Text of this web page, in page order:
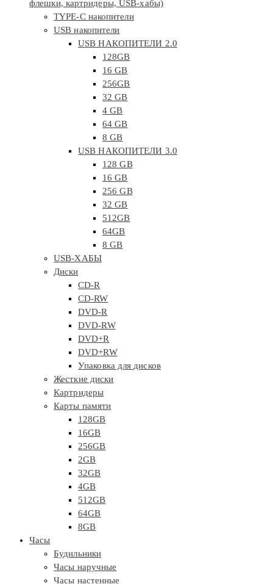
флешки, картридеры, USB-хабы)
TYPE-C накопители
USB накопители
USB НАКОПИТЕЛИ 2.0
128GB
16 GB
256GB
32 GB
4 GB
64 GB
8 GB
USB НАКОПИТЕЛИ 3.0
128 GB
16 GB
256 GB
32 GB
512GB
64GB
8 GB
USB-ХАБЫ
Диски
CD-R
CD-RW
DVD-R
DVD-RW
DVD+R
DVD+RW
Упаковка для дисков
Жесткие диски
Картридеры
Карты памяти
128GB
16GB
256GB
2GB
32GB
4GB
512GB
64GB
8GB
Часы
Будильники
Часы наручные
Часы настенные